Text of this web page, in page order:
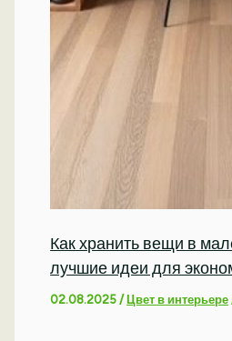
Как хранить вещи в
лучшие идеи для
02.08.2025/ Цвет в интерьере